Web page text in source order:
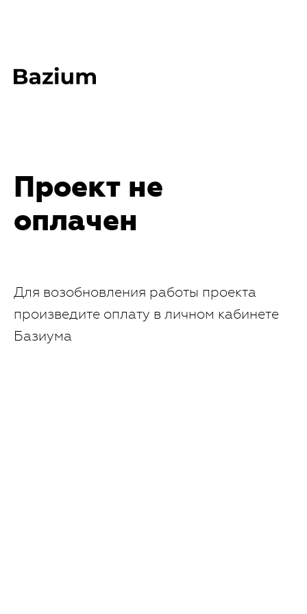
Проект не
оплачен
Для возобновления работы проекта
произведите оплату в личном кабинете
Базиума